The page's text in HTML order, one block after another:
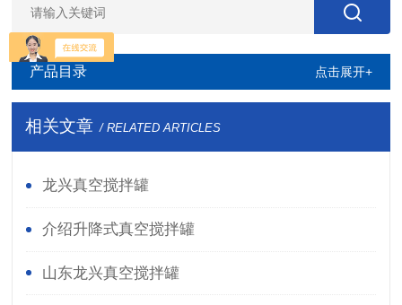
产品目录 点击展开+
相关文章 / RELATED ARTICLES
龙兴真空搅拌罐
介绍升降式真空搅拌罐
山东龙兴真空搅拌罐